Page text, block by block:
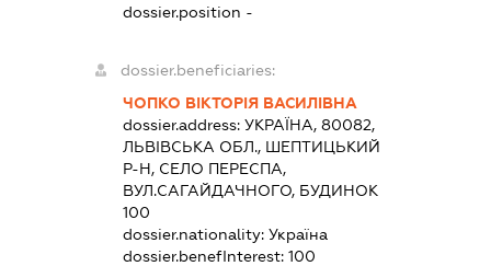
dossier.position -
dossier.beneficiaries:
ЧОПКО ВІКТОРІЯ ВАСИЛІВНА
dossier.address: УКРАЇНА, 80082,
ЛЬВІВСЬКА ОБЛ., ШЕПТИЦЬКИЙ
Р-Н, СЕЛО ПЕРЕСПА,
ВУЛ.САГАЙДАЧНОГО, БУДИНОК
100
dossier.nationality: Україна
dossier.benefInterest: 100